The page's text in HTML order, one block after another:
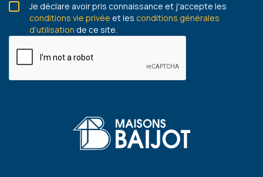
Je déclare avoir pris connaissance et j'accepte les
conditions vie privée et les conditions générales
d'utilisation de ce site.